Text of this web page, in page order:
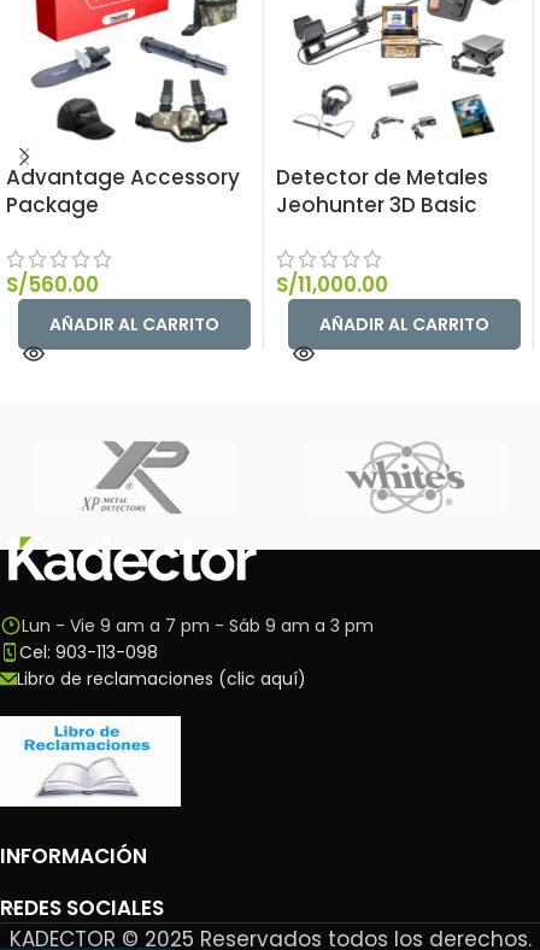
Advantage Accessory
Package
S/560.00
AÑADIR AL CARRITO
Detector de Metales
Jeohunter 3D Basic
S/11,000.00
AÑADIR AL CARRITO
Lun - Vie 9 am a 7 pm - Sáb 9 am a 3 pm
Cel: 903-113-098
Libro de reclamaciones (clic aquí)
INFORMACIÓN
REDES SOCIALES
KADECTOR © 2025 Reservados todos los derechos.